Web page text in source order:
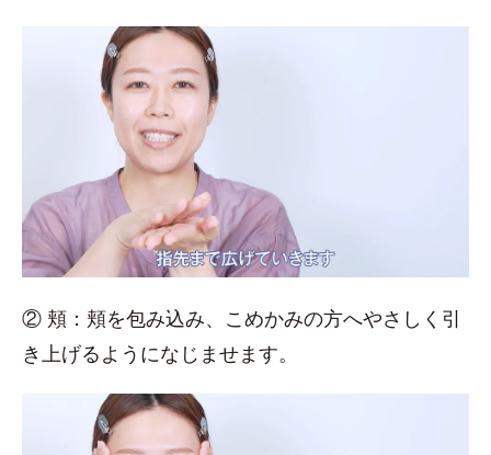
② 頬：頬を包み込み、こめかみの方へやさしく引
き上げるようになじませます。